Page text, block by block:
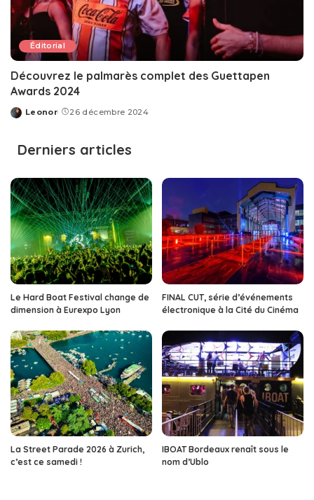
Éditorial
Découvrez le palmarès complet des Guettapen
Awards 2024
Posted
Leonor 26 décembre 2024
Derniers articles
Le Hard Boat Festival change de
dimension à Eurexpo Lyon
FINAL CUT, série d’événements
électronique à la Cité du Cinéma
La Street Parade 2026 à Zurich,
c’est ce samedi !
IBOAT Bordeaux renaît sous le
nom d’Ublo